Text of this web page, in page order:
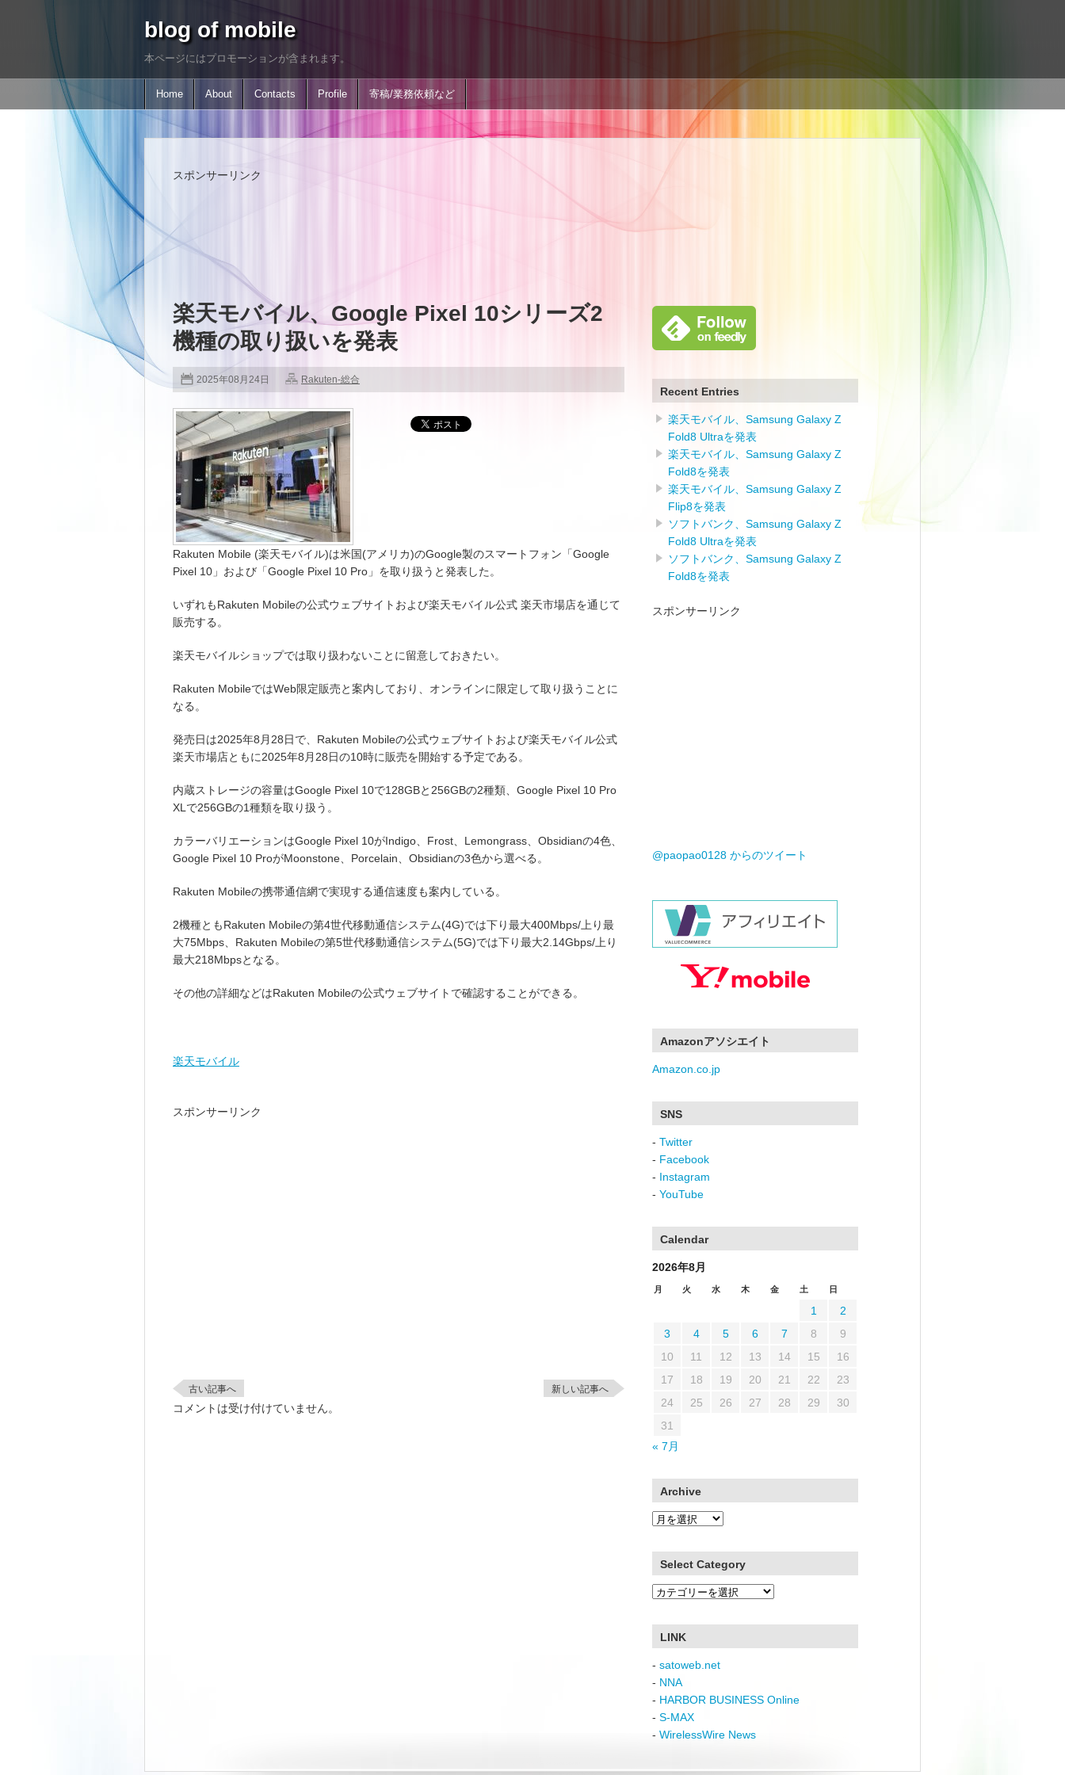
blog of mobile
本ページにはプロモーションが含まれます。
Home About Contacts Profile 寄稿/業務依頼など
スポンサーリンク
楽天モバイル、Google Pixel 10シリーズ2
機種の取り扱いを発表
2025年08月24日 Rakuten-総合
Rakuten Mobile (楽天モバイル)は米国(アメリカ)のGoogle製のスマートフォン「Google
Pixel 10」および「Google Pixel 10 Pro」を取り扱うと発表した。
いずれもRakuten Mobileの公式ウェブサイトおよび楽天モバイル公式 楽天市場店を通じて
販売する。
楽天モバイルショップでは取り扱わないことに留意しておきたい。
Rakuten MobileではWeb限定販売と案内しており、オンラインに限定して取り扱うことに
なる。
発売日は2025年8月28日で、Rakuten Mobileの公式ウェブサイトおよび楽天モバイル公式
楽天市場店ともに2025年8月28日の10時に販売を開始する予定である。
内蔵ストレージの容量はGoogle Pixel 10で128GBと256GBの2種類、Google Pixel 10 Pro
XLで256GBの1種類を取り扱う。
カラーバリエーションはGoogle Pixel 10がIndigo、Frost、Lemongrass、Obsidianの4色、
Google Pixel 10 ProがMoonstone、Porcelain、Obsidianの3色から選べる。
Rakuten Mobileの携帯通信網で実現する通信速度も案内している。
2機種ともRakuten Mobileの第4世代移動通信システム(4G)では下り最大400Mbps/上り最
大75Mbps、Rakuten Mobileの第5世代移動通信システム(5G)では下り最大2.14Gbps/上り
最大218Mbpsとなる。
その他の詳細などはRakuten Mobileの公式ウェブサイトで確認することができる。
楽天モバイル
スポンサーリンク
古い記事へ 新しい記事へ
コメントは受け付けていません。
Recent Entries
楽天モバイル、Samsung Galaxy Z
Fold8 Ultraを発表
楽天モバイル、Samsung Galaxy Z
Fold8を発表
楽天モバイル、Samsung Galaxy Z
Flip8を発表
ソフトバンク、Samsung Galaxy Z
Fold8 Ultraを発表
ソフトバンク、Samsung Galaxy Z
Fold8を発表
スポンサーリンク
@paopao0128 からのツイート
Amazonアソシエイト
Amazon.co.jp
SNS
- Twitter
- Facebook
- Instagram
- YouTube
Calendar
2026年8月
月 火 水 木 金 土 日
1
2
3
4 5 6 7 8
9
10
11 12 13 14 15
16
17
18 19 20 21 22
23
24
25 26 27 28 29
30
31
« 7月
Archive
Archive
Select Category
Select
LINK
- satoweb.net
- NNA
- HARBOR BUSINESS Online
- S-MAX
- WirelessWire News